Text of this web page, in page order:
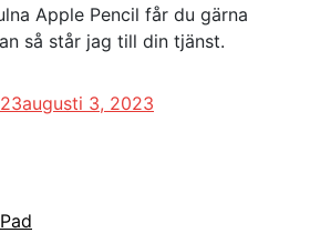
Apple Pencil får du gärna
så står jag till din tjänst.
augusti 3, 2023